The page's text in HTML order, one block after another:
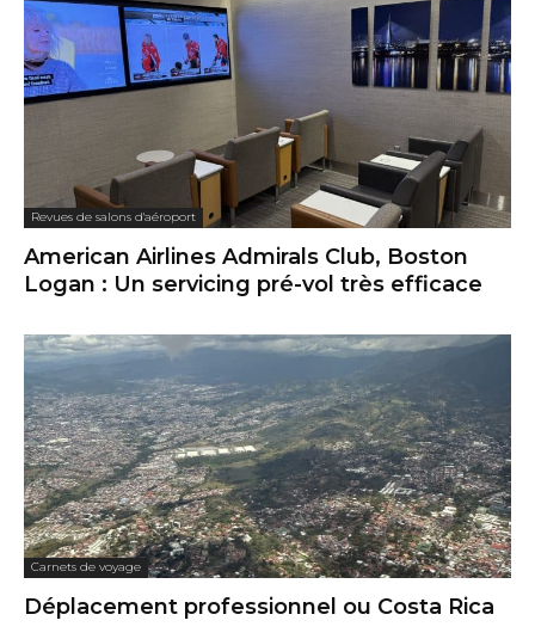
Revues de salons d'aéroport
American Airlines Admirals Club, Boston
Logan : Un servicing pré-vol très efficace
Carnets de voyage
Déplacement professionnel ou Costa Rica